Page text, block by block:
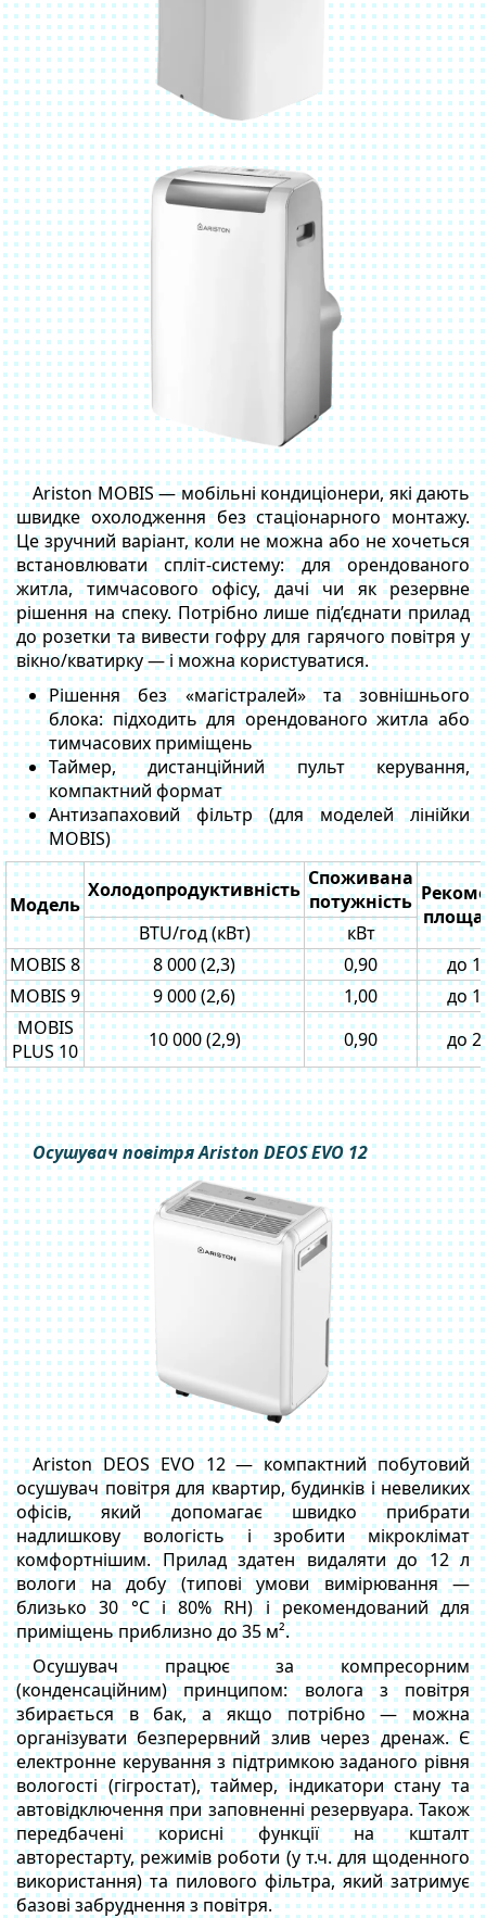
Ariston MOBIS — мобільні кондиціонери, які дають
швидке охолодження без стаціонарного монтажу.
Це зручний варіант, коли не можна або не хочеться
встановлювати спліт-систему: для орендованого
житла, тимчасового офісу, дачі чи як резервне
рішення на спеку. Потрібно лише під’єднати прилад
до розетки та вивести гофру для гарячого повітря у
вікно/кватирку — і можна користуватися.
Рішення без «магістралей» та зовнішнього
блока: підходить для орендованого житла або
тимчасових приміщень
Таймер, дистанційний пульт керування,
компактний формат
Антизапаховий фільтр (для моделей лінійки
MOBIS)
Модель
Холодопродуктивність Споживана
потужність
BTU/год (кВт)
кВт
MOBIS 8
8 000 (2,3) 0,90
до
MOBIS 9
9 000 (2,6) 1,00
до
MOBIS
PLUS 10
10 000 (2,9) 0,90 до
Осушувач повітря Ariston DEOS EVO 12
Ariston DEOS EVO 12 — компактний побутовий
осушувач повітря для квартир, будинків і невеликих
офісів, який допомагає швидко прибрати
надлишкову вологість і зробити мікроклімат
комфортнішим. Прилад здатен видаляти до 12 л
вологи на добу (типові умови вимірювання —
близько 30 °C і 80% RH) і рекомендований для
приміщень приблизно до 35 м².
Осушувач працює за компресорним
(конденсаційним) принципом: волога з повітря
збирається в бак, а якщо потрібно — можна
організувати безперервний злив через дренаж. Є
електронне керування з підтримкою заданого рівня
вологості (гігростат), таймер, індикатори стану та
автовідключення при заповненні резервуара. Також
передбачені корисні функції на кшталт
авторестарту, режимів роботи (у т.ч. для щоденного
використання) та пилового фільтра, який затримує
базові забруднення з повітря.